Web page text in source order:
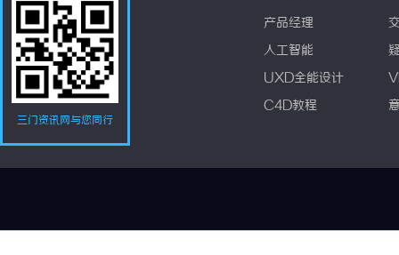
三门资讯网与您同行
产品经理
人工智能
UXD全能设计
C4D教程